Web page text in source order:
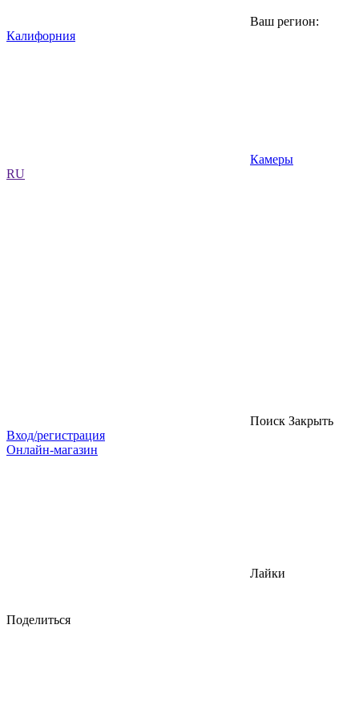
Ваш регион:
Калифорния
Камеры
RU
Поиск Закрыть
Вход/регистрация
Онлайн-магазин
Лайки
Поделиться